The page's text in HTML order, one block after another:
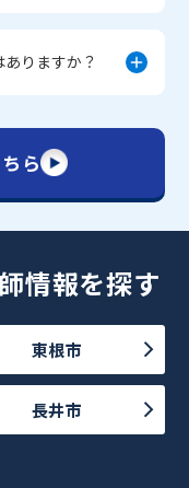
りますか？
ら
情報を探す
東根市
長井市